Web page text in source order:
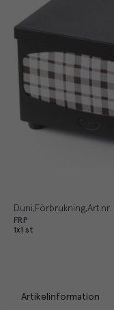
Duni Förbrukning Art.nr.
FRP
1x1 st
Artikelinformation